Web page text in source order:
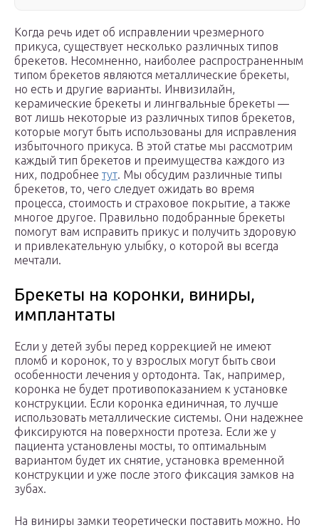
Когда речь идет об исправлении чрезмерного
прикуса, существует несколько различных типов
брекетов. Несомненно, наиболее распространенным
типом брекетов являются металлические брекеты,
но есть и другие варианты. Инвизилайн,
керамические брекеты и лингвальные брекеты —
вот лишь некоторые из различных типов брекетов,
которые могут быть использованы для исправления
избыточного прикуса. В этой статье мы рассмотрим
каждый тип брекетов и преимущества каждого из
них, подробнее тут. Мы обсудим различные типы
брекетов, то, чего следует ожидать во время
процесса, стоимость и страховое покрытие, а также
многое другое. Правильно подобранные брекеты
помогут вам исправить прикус и получить здоровую
и привлекательную улыбку, о которой вы всегда
мечтали.
Брекеты на коронки, виниры,
имплантаты
Если у детей зубы перед коррекцией не имеют
пломб и коронок, то у взрослых могут быть свои
особенности лечения у ортодонта. Так, например,
коронка не будет противопоказанием к установке
конструкции. Если коронка единичная, то лучше
использовать металлические системы. Они надежнее
фиксируются на поверхности протеза. Если же у
пациента установлены мосты, то оптимальным
вариантом будет их снятие, установка временной
конструкции и уже после этого фиксация замков на
зубах.
На виниры замки теоретически поставить можно. Но